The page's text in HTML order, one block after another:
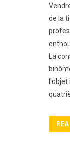
de la
La
l'objet